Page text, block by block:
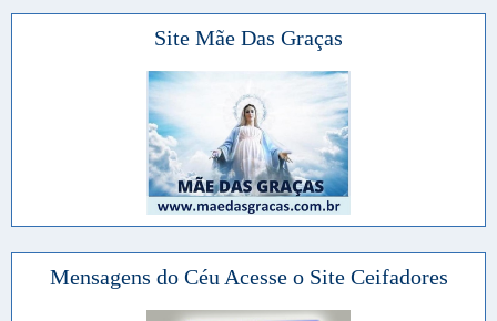
Site Mãe Das Graças
Mensagens do Céu Acesse o Site Ceifadores